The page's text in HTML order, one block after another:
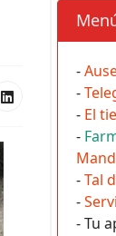
-
-
- El
-
-Tal
-
- Tu